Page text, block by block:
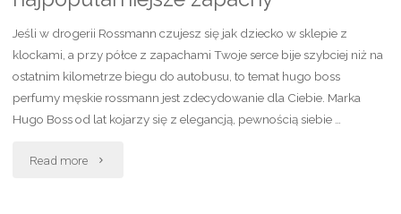
do
na
deszcz
Jeśli w drogerii Rossmann czujesz się jak dziecko w sklepie z
klockami, a przy półce z zapachami Twoje serce bije szybciej niż na
ostatnim kilometrze biegu do autobusu, to temat hugo boss
perfumy męskie rossmann jest zdecydowanie dla Ciebie. Marka
Hugo Boss od lat kojarzy się z elegancją, pewnością siebie …
Read more "Hugo